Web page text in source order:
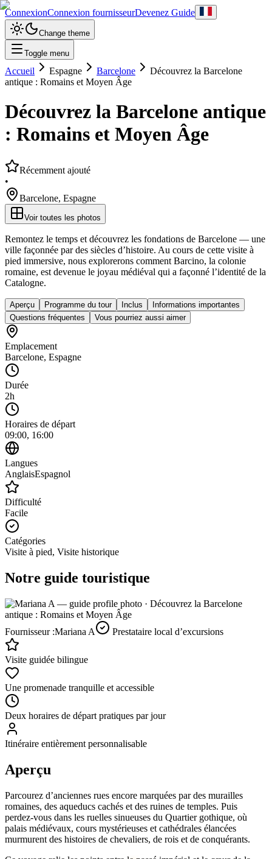
ConnexionConnexion fournisseurDevenez Guide
Change theme
Toggle menu
Accueil Espagne Barcelone
Découvrez la Barcelone
antique : Romains et Moyen Âge
Découvrez la Barcelone antique
: Romains et Moyen Âge
Récemment ajouté
•
Barcelone, Espagne
Voir toutes les photos
Remontez le temps et découvrez les fondations de Barcelone — une
ville façonnée par des siècles d’histoire. Au cours de cette visite à
pied immersive, nous explorerons comment Barcino, la colonie
romaine, est devenue le joyau médiéval qui a façonné l’identité de la
Catalogne.
Aperçu Programme du tour Inclus
Informations importantes
Questions fréquentes
Vous pourriez aussi aimer
Emplacement
Barcelone, Espagne
Durée
2h
Horaires de départ
09:00, 16:00
Langues
AnglaisEspagnol
Difficulté
Facile
Catégories
Visite à pied, Visite historique
Notre guide touristique
Fournisseur :Mariana A Prestataire local d’excursions
Visite guidée bilingue
Une promenade tranquille et accessible
Deux horaires de départ pratiques par jour
Itinéraire entièrement personnalisable
Aperçu
Parcourez d’anciennes rues encore marquées par des murailles
romaines, des aqueducs cachés et des ruines de temples. Puis
perdez-vous dans les ruelles sinueuses du Quartier gothique, où
palais médiévaux, cours mystérieuses et cathédrales élancées
murmurent des histoires de chevaliers, de rois et de conquérants.